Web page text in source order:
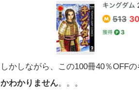
しかしながら、この100冊40％OFFの
かわかりません。。。